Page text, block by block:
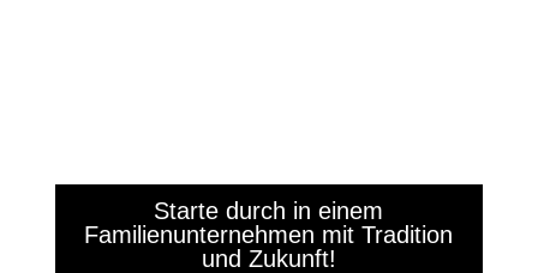
Starte durch in einem
Familienunternehmen mit Tradition
und Zukunft!